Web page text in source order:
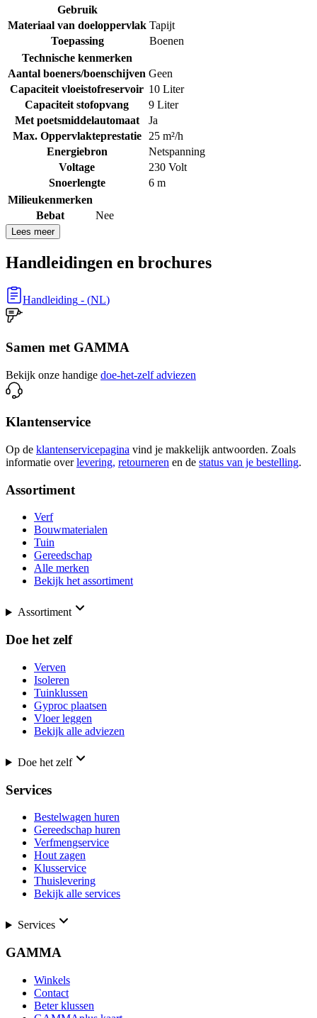
Gebruik
Materiaal van doeloppervlak Tapijt
Toepassing
Boenen
Technische kenmerken
Aantal boeners/boenschijven Geen
Capaciteit vloeistofreservoir 10 Liter
Capaciteit stofopvang
9 Liter
Met poetsmiddelautomaat
Ja
Max. Oppervlakteprestatie
25 m²/h
Energiebron
Netspanning
Voltage
230 Volt
Snoerlengte
6 m
Milieukenmerken
Bebat
Nee
Lees meer
Handleidingen en brochures
Handleiding - (NL)
Samen met GAMMA
Bekijk onze handige doe-het-zelf adviezen
Klantenservice
Op de klantenservicepagina vind je makkelijk antwoorden. Zoals
informatie over levering, retourneren en de status van je bestelling.
Assortiment
Verf
Bouwmaterialen
Tuin
Gereedschap
Alle merken
Bekijk het assortiment
Assortiment
Doe het zelf
Verven
Isoleren
Tuinklussen
Gyproc plaatsen
Vloer leggen
Bekijk alle adviezen
Doe het zelf
Services
Bestelwagen huren
Gereedschap huren
Verfmengservice
Hout zagen
Klusservice
Thuislevering
Bekijk alle services
Services
GAMMA
Winkels
Contact
Beter klussen